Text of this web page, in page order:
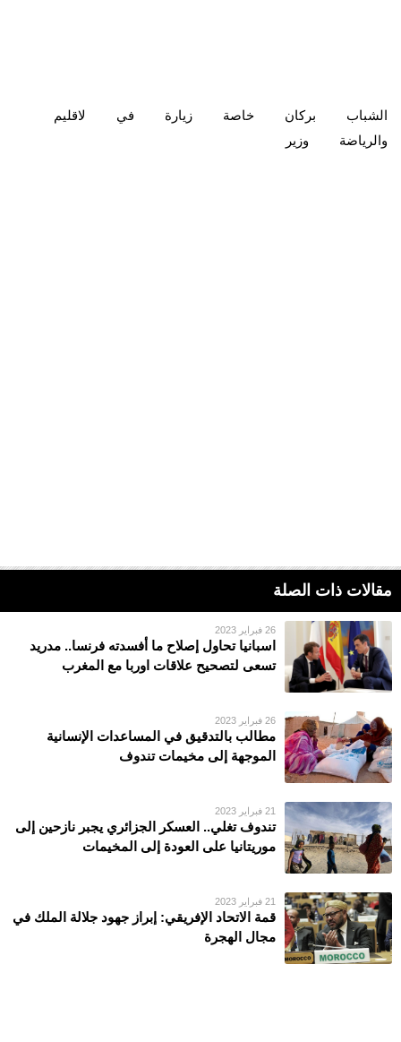
الشباب بركان خاصة زيارة في
لاقليم
والرياضة
وزير
مقالات ذات الصلة
26 فبراير 2023
اسبانيا تحاول إصلاح ما أفسدته فرنسا.. مدريد
تسعى لتصحيح علاقات اوربا مع المغرب
26 فبراير 2023
مطالب بالتدقيق في المساعدات الإنسانية
الموجهة إلى مخيمات تندوف
21 فبراير 2023
تندوف تغلي.. العسكر الجزائري يجبر نازحين إلى
موريتانيا على العودة إلى المخيمات
21 فبراير 2023
قمة الاتحاد الإفريقي: إبراز جهود جلالة الملك في
مجال الهجرة